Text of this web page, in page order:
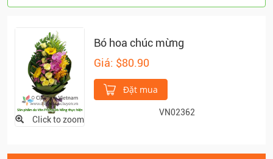
Click to zoom
Bó hoa chúc mừng
Giá: $80.90
Đặt mua
VN02362